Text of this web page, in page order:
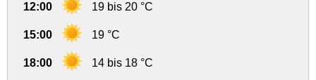
12:00 19 bis 20 °C
15:00 19 °C
18:00 14 bis 18 °C